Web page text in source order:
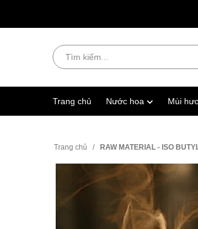
Trang chủ Nước hoa Mùi
Trang chủ / RAW MATERIAL - ISO